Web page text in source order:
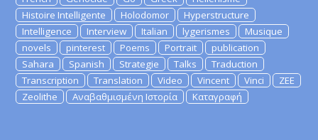
Histoire Intelligente
Holodomor
Hyperstructure
Intelligence
Interview Italian lygerismes
Musique
novels
pinterest Poems Portrait
publication
Sahara
Spanish Strategie Talks
Traduction
Transcription
Translation Video Vincent Vinci
ZEE
Zeolithe
Αναβαθμισμένη Ιστορία Καταγραφή